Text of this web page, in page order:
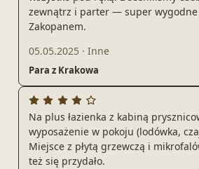
zewnątrz i parter — super wygodne
Zakopanem.
05.05.2025 · Inne
Para z Krakowa
Na plus łazienka z kabiną
wyposażenie w pokoju (lodówka,
Miejsce z płytą grzewczą i
też się przydało.